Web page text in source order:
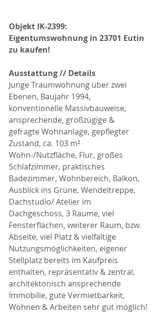
Objekt IK-2399:
Eigentumswohnung in 23701 Eutin
zu kaufen!
Ausstattung // Details
Junge Traumwohnung über zwei
Ebenen, Baujahr 1994,
konventionelle Massivbauweise,
ansprechende, großzügige &
gefragte Wohnanlage, gepflegter
Zustand, ca. 103 m²
Wohn-/Nutzfläche, Flur, großes
Schlafzimmer, praktisches
Badezimmer, Wohnbereich, Balkon,
Ausblick ins Grüne, Wendeltreppe,
Dachstudio/ Atelier im
Dachgeschoss, 3 Räume, viel
Fensterflächen, weiterer Raum, bzw.
Abseite, viel Platz & vielfältige
Nutzungsmöglichkeiten, eigener
Stellplatz bereits im Kaufpreis
enthalten, repräsentativ & zentral,
architektonisch ansprechende
Immobilie, gute Vermietbarkeit,
Wohnen & Arbeiten sehr gut möglich!